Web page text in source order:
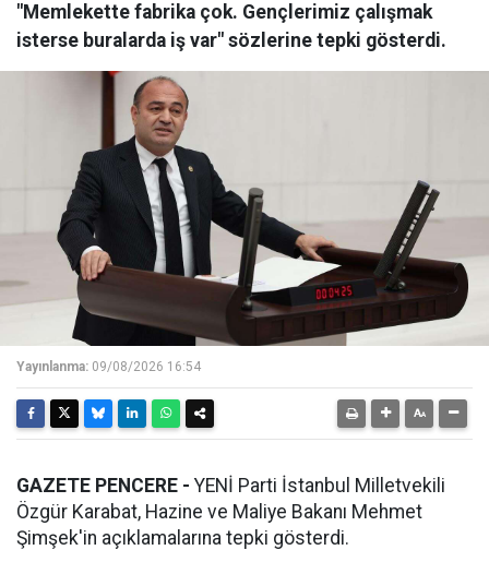
"Memlekette fabrika çok. Gençlerimiz çalışmak
isterse buralarda iş var" sözlerine tepki gösterdi.
Yayınlanma: 09/08/2026 16:54
GAZETE PENCERE - YENİ Parti İstanbul Milletvekili
Özgür Karabat, Hazine ve Maliye Bakanı Mehmet
Şimşek'in açıklamalarına tepki gösterdi.